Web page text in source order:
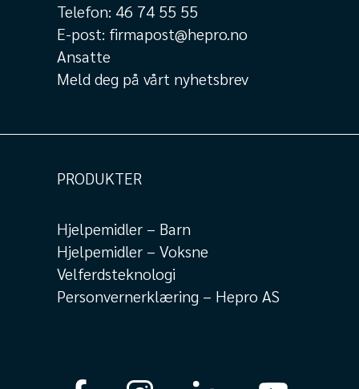
Telefon: 46 74 55 55
E-post: firmapost@hepro.no
Ansatte
Meld deg på vårt nyhetsbrev
PRODUKTER
Hjelpemidler – Barn
Hjelpemidler – Voksne
Velferdsteknologi
Personvernerklæring – Hepro AS